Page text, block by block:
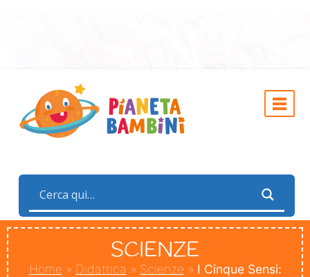
SCIENZE
Home » Didattica » Scienze » I Cinque Sensi: